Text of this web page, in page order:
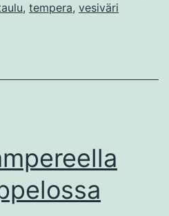
, tempera, vesiväri